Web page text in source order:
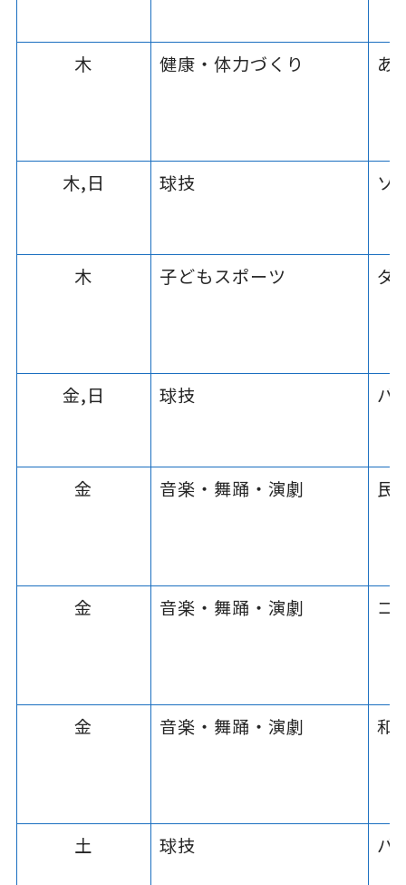
木 健康・体力づくり あ
木,日 球技 ソ
木 子どもスポーツ ダ
金,日 球技 バ
金 音楽・舞踊・演劇 民
金 音楽・舞踊・演劇 コ
金 音楽・舞踊・演劇 和
土 球技 バ